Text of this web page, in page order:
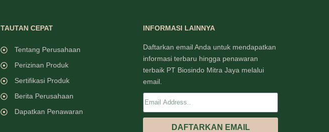
TAUTAN CEPAT
Tentang Perusahaan
Perizinan Produk
Sertifikasi Produk
Berita Perusahaan
Dapatkan Penawaran
INFORMASI LAINNYA
Daftarkan email Anda untuk mendapatkan
informasi terbaru hingga penawaran
terbaik PT Biosindo Mitra Jaya melalui
email.
DAFTARKAN EMAIL